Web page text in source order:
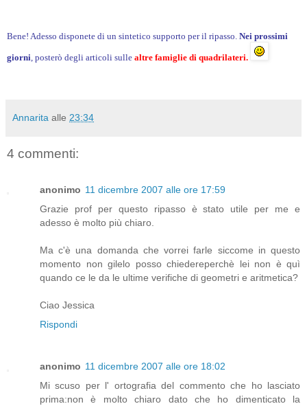
Bene! Adesso disponete di un sintetico supporto per il ripasso. Nei prossimi
giorni, posterò degli articoli sulle altre famiglie di quadrilateri.
Annarita alle 23:34
4 commenti:
anonimo 11 dicembre 2007 alle ore 17:59
Grazie prof per questo ripasso è stato utile per me e
adesso è molto più chiaro.
Ma c'è una domanda che vorrei farle siccome in questo
momento non gilelo posso chiedereperchè lei non è quì
quando ce le da le ultime verifiche di geometri e aritmetica?
Ciao Jessica
Rispondi
anonimo 11 dicembre 2007 alle ore 18:02
Mi scuso per l' ortografia del commento che ho lasciato
prima:non è molto chiaro dato che ho dimenticato la